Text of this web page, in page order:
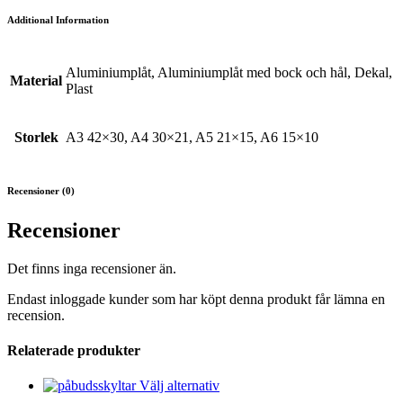
Additional Information
Material
Aluminiumplåt, Aluminiumplåt med bock och hål, Dekal,
Plast
Storlek A3 42×30, A4 30×21, A5 21×15, A6 15×10
Recensioner (0)
Recensioner
Det finns inga recensioner än.
Endast inloggade kunder som har köpt denna produkt får lämna en
recension.
Relaterade produkter
Välj alternativDen